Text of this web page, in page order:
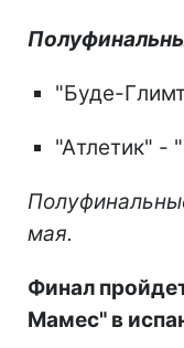
"Буде-
"Атлетик" -
мая.
Финал
Мамес" в